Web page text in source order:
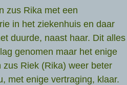
zus Rika met een
in het ziekenhuis en daar
duurde, naast haar. Dit alles
genomen maar het enige
Riek (Rika) weer beter
met enige vertraging, klaar.